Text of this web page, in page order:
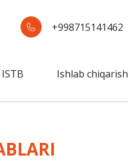
+998715141462
Ishlab chiqarish